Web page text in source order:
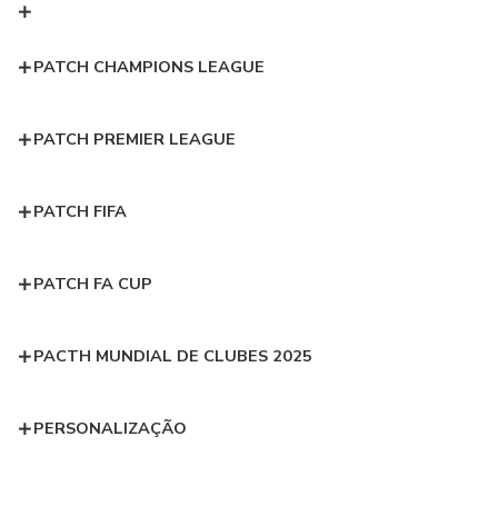
PATCH CHAMPIONS LEAGUE
PATCH PREMIER LEAGUE
PATCH FIFA
PATCH FA CUP
PACTH MUNDIAL DE CLUBES 2025
PERSONALIZAÇÃO